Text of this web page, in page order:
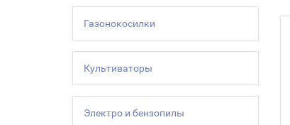
Газонокосилки
Культиваторы
Электро и бензопилы